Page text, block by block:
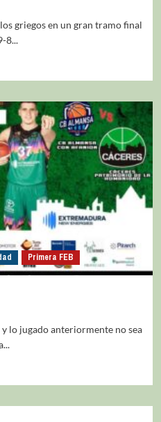
griegos en un gran tramo final
8...
Primera FEB
lo jugado anteriormente no sea